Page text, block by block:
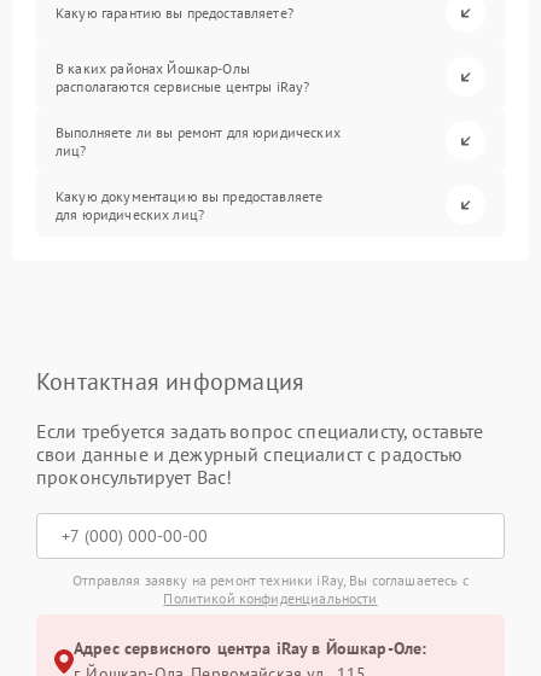
Какую гарантию вы предоставляете?
В каких районах Йошкар-Олы
располагаются сервисные центры iRay?
Выполняете ли вы ремонт для юридических
лиц?
Какую документацию вы предоставляете
для юридических лиц?
Контактная информация
Если требуется задать вопрос специалисту, оставьте
свои данные и дежурный специалист с радостью
проконсультирует Вас!
Отправляя заявку на ремонт техники iRay, Вы соглашаетесь с
Политикой конфиденциальности
Адрес сервисного центра iRay в Йошкар-Оле: